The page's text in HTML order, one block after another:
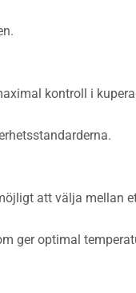
kontroll i
att välja mellan
ger optimal